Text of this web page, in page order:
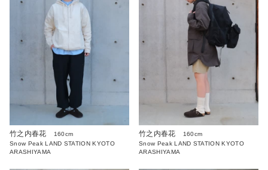
竹之内春花
160cm
Snow Peak LAND STATION KYOTO
ARASHIYAMA
竹之内春花
160cm
Snow Peak LAND STATION KYOTO
ARASHIYAMA